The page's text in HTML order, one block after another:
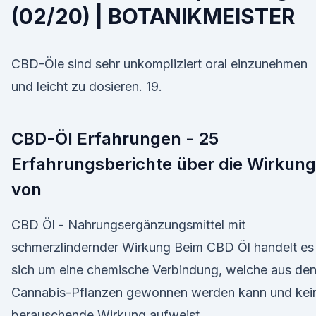
(02/20) | BOTANIKMEISTER
CBD-Öle sind sehr unkompliziert oral einzunehmen
und leicht zu dosieren. 19.
CBD-Öl Erfahrungen - 25
Erfahrungsberichte über die Wirkung
von
CBD Öl - Nahrungsergänzungsmittel mit
schmerzlindernder Wirkung Beim CBD Öl handelt es
sich um eine chemische Verbindung, welche aus den
Cannabis-Pflanzen gewonnen werden kann und